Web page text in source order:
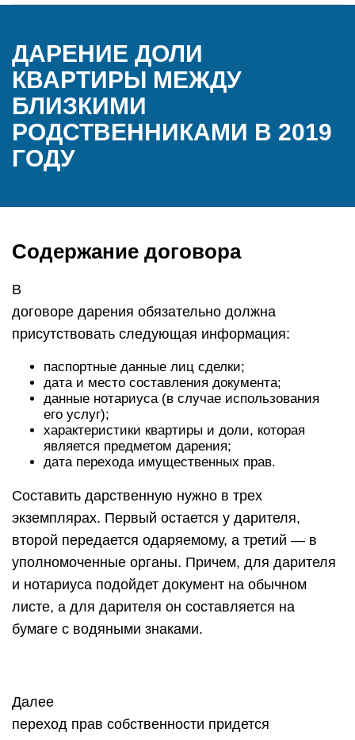
ДАРЕНИЕ ДОЛИ
КВАРТИРЫ МЕЖДУ
БЛИЗКИМИ
РОДСТВЕННИКАМИ В 2019
ГОДУ
Содержание договора
В
договоре дарения обязательно должна
присутствовать следующая информация:
паспортные данные лиц сделки;
дата и место составления документа;
данные нотариуса (в случае использования
его услуг);
характеристики квартиры и доли, которая
является предметом дарения;
дата перехода имущественных прав.
Составить дарственную нужно в трех
экземплярах. Первый остается у дарителя,
второй передается одаряемому, а третий — в
уполномоченные органы. Причем, для дарителя
и нотариуса подойдет документ на обычном
листе, а для дарителя он составляется на
бумаге с водяными знаками.
Далее
переход прав собственности придется